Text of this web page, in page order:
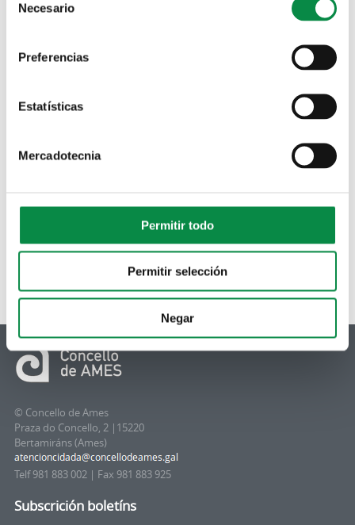
Selection
Necesario
Preferencias
Estatísticas
Mercadotecnia
Permitir todo
Permitir selección
Negar
Ex., 06-08-2026
Non hai resultados dispoñibles
© Concello de Ames
Praza do Concello, 2 |15220
Bertamiráns (Ames)
Telf 981 883 002 | Fax 981 883 925
Subscrición boletíns